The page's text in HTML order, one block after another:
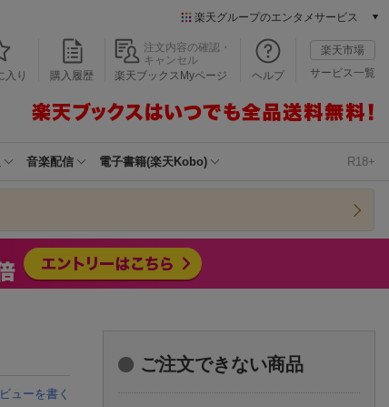
楽天グループのエンタメサービス
本/ゲーム/CD/DVD
楽天ブックス
楽天Kobo
楽天チケット
エンタメニュース
入り 購入履歴
注文内容の確認・
キャンセル
楽天ブックスMyページ
ヘルプ
楽天市場
サービス一覧
音楽配信 電子書籍(楽天Kobo) R18+
ューを書く
ご注文できない商品